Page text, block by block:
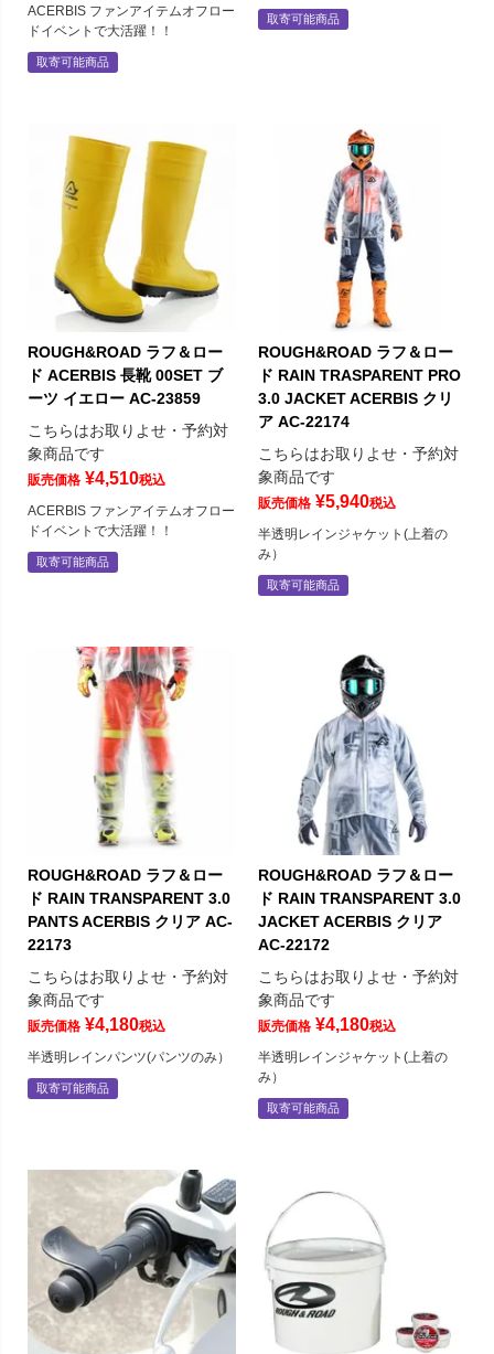
ACERBIS ファンアイテムオフロー
ドイベントで大活躍！！
取寄可能商品
取寄可能商品
ROUGH&ROAD ラフ＆ロー
ド ACERBIS 長靴 00SET ブ
ーツ イエロー AC-23859
こちらはお取りよせ・予約対
象商品です
販売価格 ¥4,510税込
ACERBIS ファンアイテムオフロー
ドイベントで大活躍！！
取寄可能商品
ROUGH&ROAD ラフ＆ロー
ド RAIN TRASPARENT PRO
3.0 JACKET ACERBIS クリ
ア AC-22174
こちらはお取りよせ・予約対
象商品です
販売価格 ¥5,940税込
半透明レインジャケット(上着の
み）
取寄可能商品
ROUGH&ROAD ラフ＆ロー
ド RAIN TRANSPARENT 3.0
PANTS ACERBIS クリア AC-
22173
こちらはお取りよせ・予約対
象商品です
販売価格 ¥4,180税込
半透明レインパンツ(パンツのみ）
取寄可能商品
ROUGH&ROAD ラフ＆ロー
ド RAIN TRANSPARENT 3.0
JACKET ACERBIS クリア
AC-22172
こちらはお取りよせ・予約対
象商品です
販売価格 ¥4,180税込
半透明レインジャケット(上着の
み）
取寄可能商品